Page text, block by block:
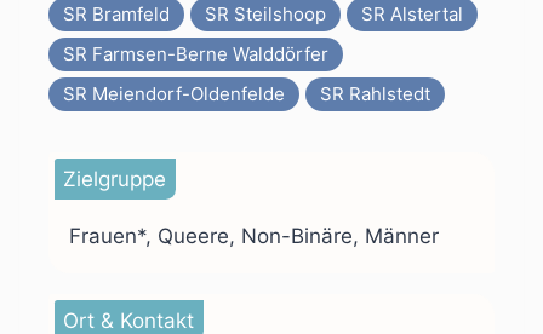
SR Bramfeld
SR Steilshoop
SR Alstertal
SR Farmsen-Berne Walddörfer
SR Meiendorf-Oldenfelde
SR Rahlstedt
Zielgruppe
Frauen*, Queere, Non-Binäre, Männer
Ort & Kontakt